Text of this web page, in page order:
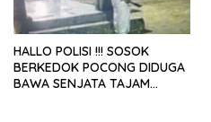
HALLO POLISI !!! SOSOK
BERKEDOK POCONG DIDUGA
BAWA SENJATA TAJAM